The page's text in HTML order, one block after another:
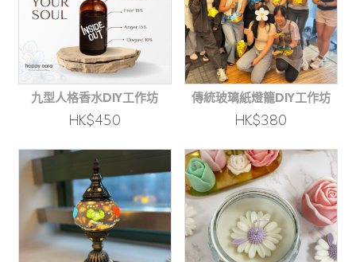
九型人格香水DIY工作坊
HK$450
傳統玻璃紙燈籠DIY工作坊
HK$380